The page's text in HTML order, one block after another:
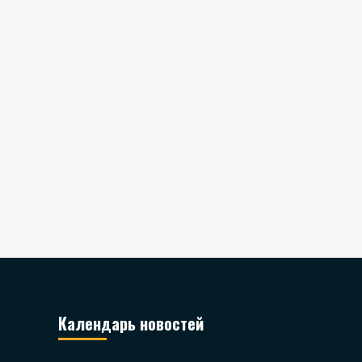
Календарь новостей